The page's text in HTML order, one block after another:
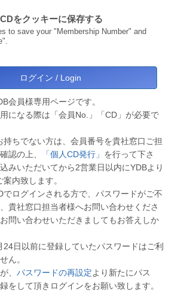
をクッキーに保存する
to save your "Membership Number" and
会員様専用ページです。
になる際は「会員No.」「CD」が必要で
持ちでない方は、会員番号を貴社窓口ご担
認の上、
「個人CD発行」 を行って下さ
みいただいてから2営業日以内にYDBより
内致します。
でログインされる方で、パスワードがご不
貴社窓口担当者様へお問い合わせくださ
問い合わせいただきましてもお答えしか
24日以前に登録していたパスワードはご利
ん。
、 パスワードの再設定より新たにパス
をして頂きログインをお願い致します。